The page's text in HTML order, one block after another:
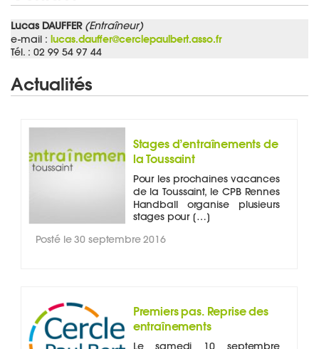
Lucas DAUFFER (Entraîneur)
e-mail : lucas.dauffer@cerclepaulbert.asso.fr
Tél. : 02 99 54 97 44
Actualités
Stages d’entraînements de
la Toussaint
Pour les prochaines vacances
de la Toussaint, le CPB Rennes
Handball organise plusieurs
stages pour […]
Posté le 30 septembre 2016
Premiers pas. Reprise des
entraînements
Le samedi 10 septembre